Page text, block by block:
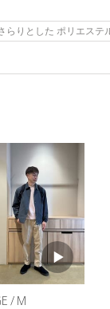
す。あらかじめ
スタマーサービ
い。
らりとした ポリエステ
/ M